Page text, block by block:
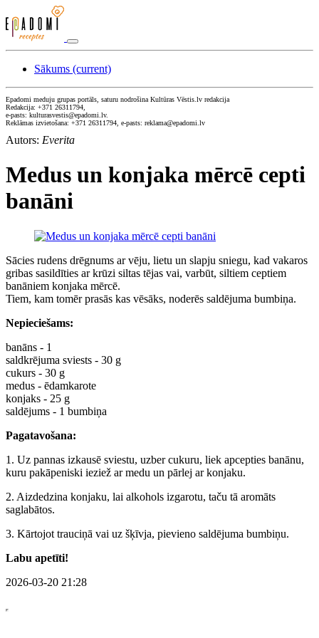
Sākums (current)
Epadomi meduju grupas portāls, saturu nodrošina Kultūras Vēstis.lv redakcija
Redakcija: +371 26311794,
e-pasts: kulturasvestis@epadomi.lv.
Reklāmas izvietošana: +371 26311794, e-pasts: reklama@epadomi.lv
Autors: Everita
Medus un konjaka mērcē cepti
banāni
Sācies rudens drēgnums ar vēju, lietu un slapju sniegu, kad vakaros
gribas sasildīties ar krūzi siltas tējas vai, varbūt, siltiem ceptiem
banāniem konjaka mērcē.
Tiem, kam tomēr prasās kas vēsāks, noderēs saldējuma bumbiņa.
Nepieciešams:
banāns - 1
saldkrējuma sviests - 30 g
cukurs - 30 g
medus - ēdamkarote
konjaks - 25 g
saldējums - 1 bumbiņa
Pagatavošana:
1. Uz pannas izkausē sviestu, uzber cukuru, liek apcepties banānu,
kuru pakāpeniski ieziež ar medu un pārlej ar konjaku.
2. Aizdedzina konjaku, lai alkohols izgarotu, taču tā aromāts
saglabātos.
3. Kārtojot trauciņā vai uz šķīvja, pievieno saldējuma bumbiņu.
Labu apetīti!
2026-03-20 21:28